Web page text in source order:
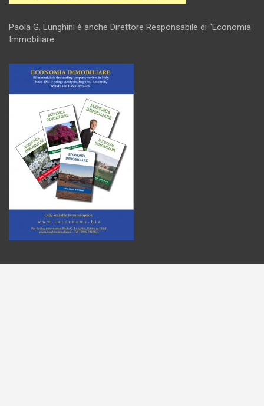
Paola G. Lunghini è anche Direttore Responsabile di “Economia
Immobiliare